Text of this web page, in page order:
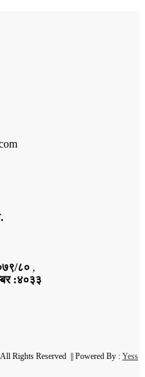
८० ,
:४०३३
All Rights Reserved || Powered By : Yess